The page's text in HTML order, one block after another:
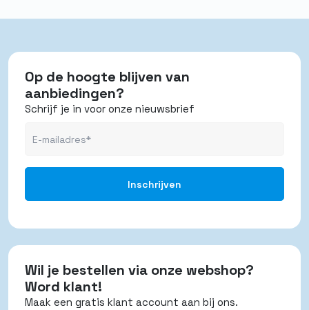
Op de hoogte blijven van
aanbiedingen?
Schrijf je in voor onze nieuwsbrief
Wil je bestellen via onze webshop?
Word klant!
Maak een gratis klant account aan bij ons.